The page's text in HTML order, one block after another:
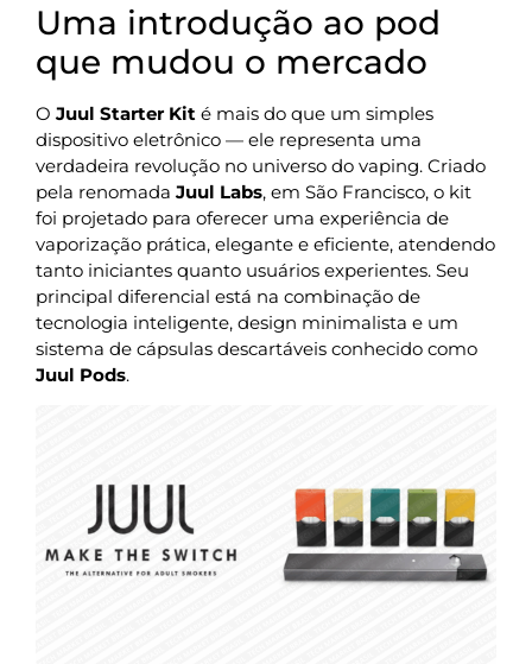
Uma introdução ao pod
que mudou o mercado
O Juul Starter Kit é mais do que um simples
dispositivo eletrônico — ele representa uma
verdadeira revolução no universo do vaping. Criado
pela renomada Juul Labs, em São Francisco, o kit
foi projetado para oferecer uma experiência de
vaporização prática, elegante e eficiente, atendendo
tanto iniciantes quanto usuários experientes. Seu
principal diferencial está na combinação de
tecnologia inteligente, design minimalista e um
sistema de cápsulas descartáveis conhecido como
Juul Pods.